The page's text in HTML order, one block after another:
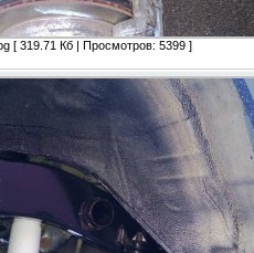
[ 319.71 Кб | Просмотров: 5399 ]